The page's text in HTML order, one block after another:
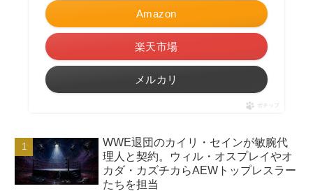
Amazon
楽天市場
メルカリ
ポチップ
WWE退団のカイリ・セインが敏腕代
理人と契約。ウィル・オスプレイやオ
カダ・カズチカらAEWトップレスラー
たちを担当